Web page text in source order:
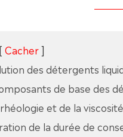
[ Cacher ]
des détergents
de base des
et de la viscosité
de la durée de